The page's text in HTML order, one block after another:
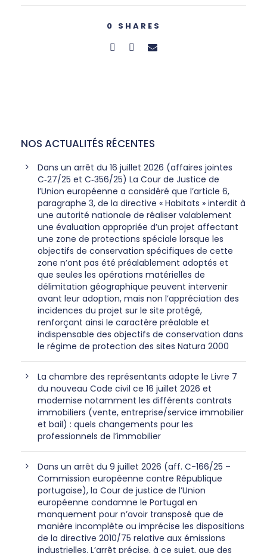
0 SHARES
NOS ACTUALITÉS RÉCENTES
Dans un arrêt du 16 juillet 2026 (affaires jointes
C‑27/25 et C‑356/25) La Cour de Justice de
l’Union européenne a considéré que l’article 6,
paragraphe 3, de la directive « Habitats » interdit à
une autorité nationale de réaliser valablement
une évaluation appropriée d’un projet affectant
une zone de protections spéciale lorsque les
objectifs de conservation spécifiques de cette
zone n’ont pas été préalablement adoptés et
que seules les opérations matérielles de
délimitation géographique peuvent intervenir
avant leur adoption, mais non l’appréciation des
incidences du projet sur le site protégé,
renforçant ainsi le caractère préalable et
indispensable des objectifs de conservation dans
le régime de protection des sites Natura 2000
La chambre des représentants adopte le Livre 7
du nouveau Code civil ce 16 juillet 2026 et
modernise notamment les différents contrats
immobiliers (vente, entreprise/service immobilier
et bail) : quels changements pour les
professionnels de l’immobilier
Dans un arrêt du 9 juillet 2026 (aff. C-166/25 –
Commission européenne contre République
portugaise), la Cour de justice de l’Union
européenne condamne le Portugal en
manquement pour n’avoir transposé que de
manière incomplète ou imprécise les dispositions
de la directive 2010/75 relative aux émissions
industrielles. L’arrêt précise, à ce sujet, que des